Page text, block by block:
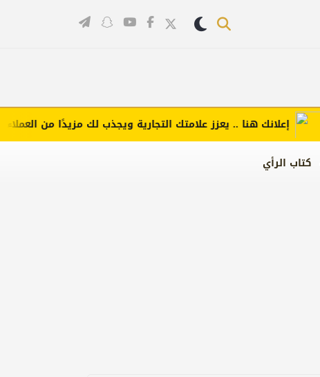
كتاب الرأي
إعلانك هنا .. يعزز علامتك التجارية ويجذب لك مزيدًا من العملاء